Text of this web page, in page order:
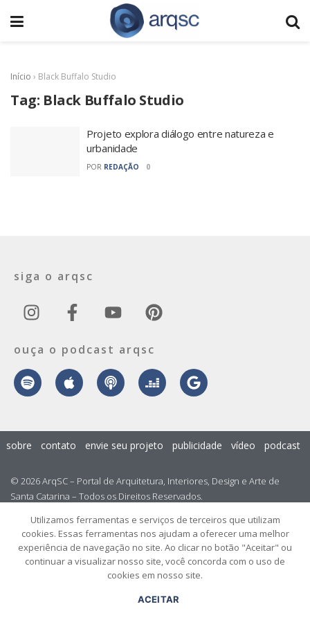
Início › Black Buffalo Studio
Tag: Black Buffalo Studio
Projeto explora diálogo entre natureza e
urbanidade
POR REDAÇÃO 0
siga o arqsc
ouça o podcast arqsc
© 2026 ArqSC – Portal de Arquitetura, Interiores, Design e Arte de
Santa Catarina – Todos os Direitos Reservados.
sobre contato envie seu projeto publicidade vídeo podcast
Utilizamos ferramentas e serviços de terceiros que utilizam
cookies. Essas ferramentas nos ajudam a oferecer uma melhor
experiência de navegação no site. Ao clicar no botão "Aceitar" ou
continuar a visualizar nosso site, você concorda com o uso de
cookies em nosso site.
ACEITAR